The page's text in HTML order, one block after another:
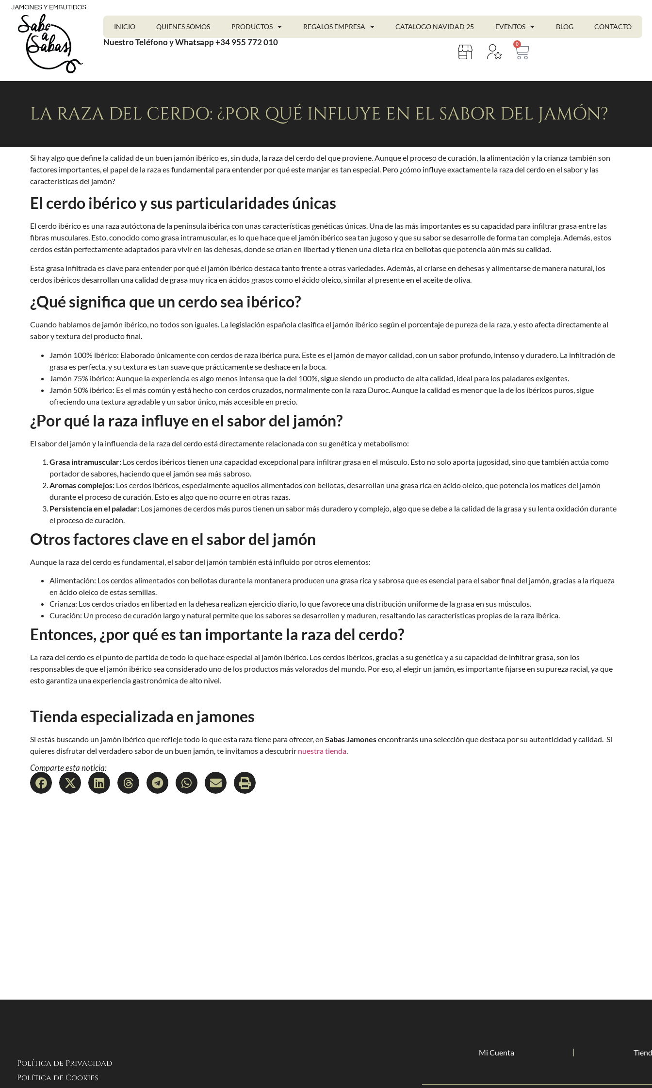
INICIO QUIENES SOMOS PRODUCTOS REGALOS EMPRESA CATALOGO NAVIDAD 25 EVENTOS BLOG CONTACTO
Nuestro Teléfono y Whatsapp +34 955 772 010 0
LA RAZA DEL CERDO: ¿POR QUÉ INFLUYE EN EL SABOR DEL JAMÓN?
Si hay algo que define la calidad de un buen jamón ibérico es, sin duda, la raza del cerdo del que proviene. Aunque el proceso de curación, la alimentación y la crianza también son
factores importantes, el papel de la raza es fundamental para entender por qué este manjar es tan especial. Pero ¿cómo influye exactamente la raza del cerdo en el sabor y las
características del jamón?
El cerdo ibérico y sus particularidades únicas
El cerdo ibérico es una raza autóctona de la península ibérica con unas características genéticas únicas. Una de las más importantes es su capacidad para infiltrar grasa entre las
fibras musculares. Esto, conocido como grasa intramuscular, es lo que hace que el jamón ibérico sea tan jugoso y que su sabor se desarrolle de forma tan compleja. Además, estos
cerdos están perfectamente adaptados para vivir en las dehesas, donde se crían en libertad y tienen una dieta rica en bellotas que potencia aún más su calidad.
Esta grasa infiltrada es clave para entender por qué el jamón ibérico destaca tanto frente a otras variedades. Además, al criarse en dehesas y alimentarse de manera natural, los
cerdos ibéricos desarrollan una calidad de grasa muy rica en ácidos grasos como el ácido oleico, similar al presente en el aceite de oliva.
¿Qué significa que un cerdo sea ibérico?
Cuando hablamos de jamón ibérico, no todos son iguales. La legislación española clasifica el jamón ibérico según el porcentaje de pureza de la raza, y esto afecta directamente al
sabor y textura del producto final.
Jamón 100% ibérico: Elaborado únicamente con cerdos de raza ibérica pura. Este es el jamón de mayor calidad, con un sabor profundo, intenso y duradero. La infiltración de
grasa es perfecta, y su textura es tan suave que prácticamente se deshace en la boca.
Jamón 75% ibérico: Aunque la experiencia es algo menos intensa que la del 100%, sigue siendo un producto de alta calidad, ideal para los paladares exigentes.
Jamón 50% ibérico: Es el más común y está hecho con cerdos cruzados, normalmente con la raza Duroc. Aunque la calidad es menor que la de los ibéricos puros, sigue
ofreciendo una textura agradable y un sabor único, más accesible en precio.
¿Por qué la raza influye en el sabor del jamón?
El sabor del jamón y la influencia de la raza del cerdo está directamente relacionada con su genética y metabolismo:
Grasa intramuscular: Los cerdos ibéricos tienen una capacidad excepcional para infiltrar grasa en el músculo. Esto no solo aporta jugosidad, sino que también actúa como
portador de sabores, haciendo que el jamón sea más sabroso.
Aromas complejos: Los cerdos ibéricos, especialmente aquellos alimentados con bellotas, desarrollan una grasa rica en ácido oleico, que potencia los matices del jamón
durante el proceso de curación. Esto es algo que no ocurre en otras razas.
Persistencia en el paladar: Los jamones de cerdos más puros tienen un sabor más duradero y complejo, algo que se debe a la calidad de la grasa y su lenta oxidación durante
el proceso de curación.
Otros factores clave en el sabor del jamón
Aunque la raza del cerdo es fundamental, el sabor del jamón también está influido por otros elementos:
Alimentación: Los cerdos alimentados con bellotas durante la montanera producen una grasa rica y sabrosa que es esencial para el sabor final del jamón, gracias a la riqueza
en ácido oleico de estas semillas.
Crianza: Los cerdos criados en libertad en la dehesa realizan ejercicio diario, lo que favorece una distribución uniforme de la grasa en sus músculos.
Curación: Un proceso de curación largo y natural permite que los sabores se desarrollen y maduren, resaltando las características propias de la raza ibérica.
Entonces, ¿por qué es tan importante la raza del cerdo?
La raza del cerdo es el punto de partida de todo lo que hace especial al jamón ibérico. Los cerdos ibéricos, gracias a su genética y a su capacidad de infiltrar grasa, son los
responsables de que el jamón ibérico sea considerado uno de los productos más valorados del mundo. Por eso, al elegir un jamón, es importante fijarse en su pureza racial, ya que
esto garantiza una experiencia gastronómica de alto nivel.
Tienda especializada en jamones
Si estás buscando un jamón ibérico que refleje todo lo que esta raza tiene para ofrecer, en Sabas Jamonesencontrarás una selección que destaca por su autenticidad y calidad. Si
quieres disfrutar del verdadero sabor de un buen jamón, te invitamos a descubrir nuestra tienda
Comparte esta noticia:
Política de Privacidad
Política de Cookies
Mi Cuenta